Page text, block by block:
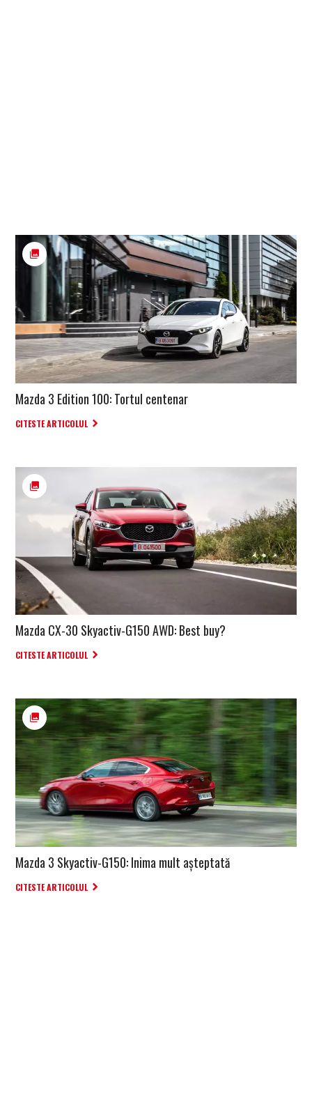
Mazda 3 Edition 100: Tortul centenar
CITESTE ARTICOLUL
Mazda CX-30 Skyactiv-G150 AWD: Best buy?
CITESTE ARTICOLUL
Mazda 3 Skyactiv-G150: Inima mult așteptată
CITESTE ARTICOLUL